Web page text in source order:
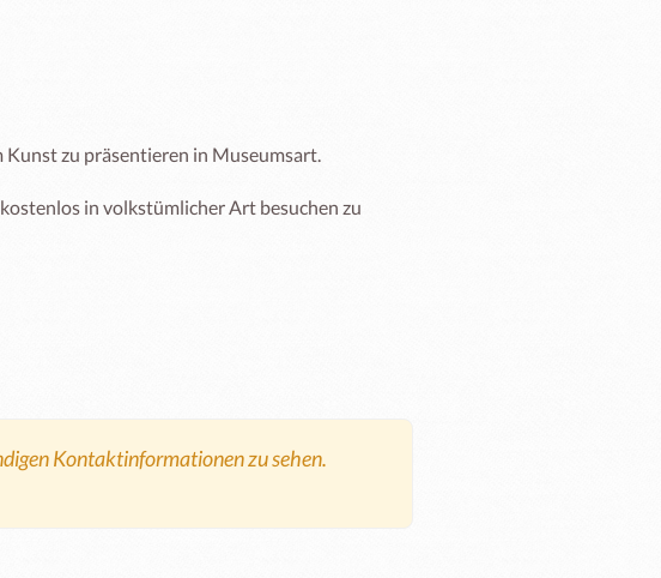
zu präsentieren in Museumsart.
in volkstümlicher Art besuchen zu
Kontaktinformationen zu sehen.